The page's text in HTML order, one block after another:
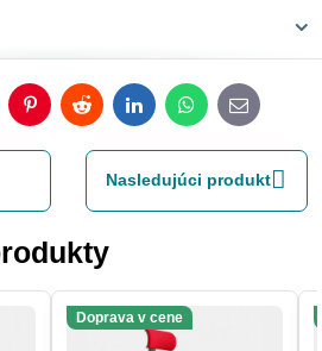
PinterestRedditLinkedInWhatsApp
E-
mail
Nasledujúci produkt
Doprava v cene